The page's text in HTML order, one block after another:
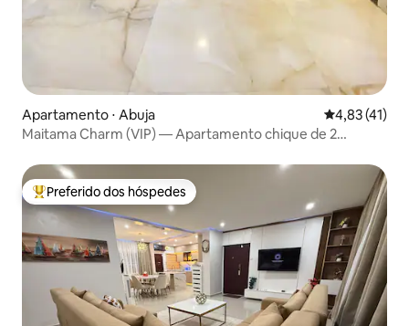
Apartamento ⋅ Abuja 4,83 de uma
4,83 (41)
Maitama Charm (VIP) — Apartamento chique de 2
Entre os melhores preferidos dos hóspedes
Preferido dos hóspedes